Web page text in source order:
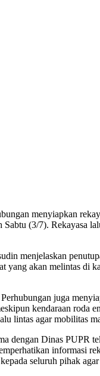
menyiapkan
(3/7). Rekayasa
menjelaskan
yang akan melintas
juga
kendaraan roda
lintas agar mobilitas
dengan Dinas PUPR
informasi
seluruh pihak